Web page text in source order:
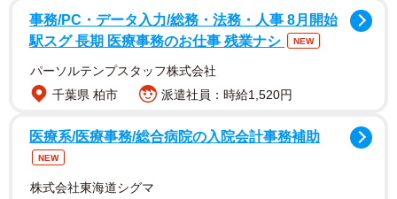
回話題となったのはその“クジャク版”。投稿には「余は帰り
とうない」「拒否柴を完璧に再現してる」「そんな可愛い
行動するんだ！」といった声が寄せられ、「拒否クジャ」
という新たなワードとして広がりを見せている。
事務/PC・データ入力/総務・法務・人事 8月開始
駅スグ 長期 医療事務のお仕事 残業ナシ
NEW
パーソルテンプスタッフ株式会社
千葉県 柏市
派遣社員：時給1,520円
医療系/医療事務/総合病院の入院会計事務補助
NEW
株式会社東海道シグマ